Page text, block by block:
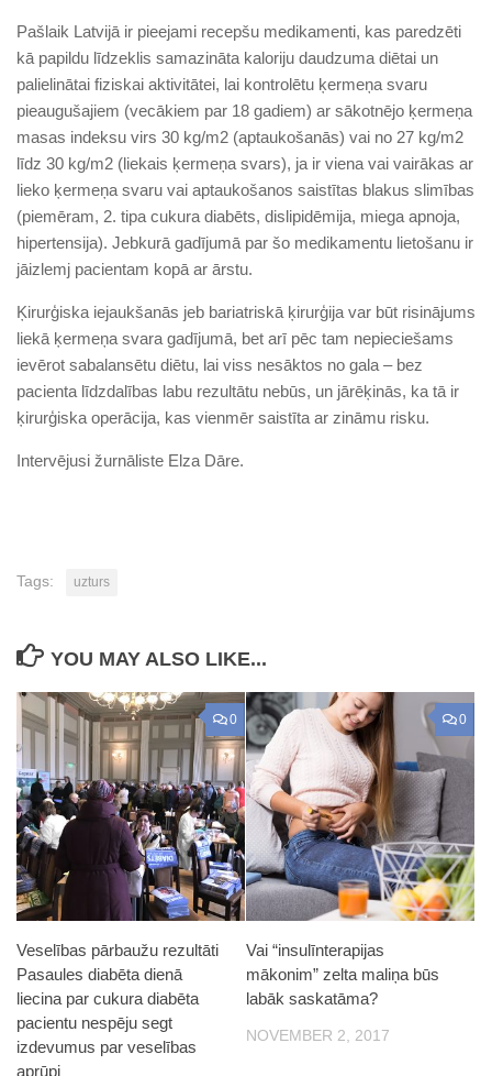
Pašlaik Latvijā ir pieejami recepšu medikamenti, kas paredzēti
kā papildu līdzeklis samazināta kaloriju daudzuma diētai un
palielinātai fiziskai aktivitātei, lai kontrolētu ķermeņa svaru
pieaugušajiem (vecākiem par 18 gadiem) ar sākotnējo ķermeņa
masas indeksu virs 30 kg/m2 (aptaukošanās) vai no 27 kg/m2
līdz 30 kg/m2 (liekais ķermeņa svars), ja ir viena vai vairākas ar
lieko ķermeņa svaru vai aptaukošanos saistītas blakus slimības
(piemēram, 2. tipa cukura diabēts, dislipidēmija, miega apnoja,
hipertensija). Jebkurā gadījumā par šo medikamentu lietošanu ir
jāizlemj pacientam kopā ar ārstu.
Ķirurģiska iejaukšanās jeb bariatriskā ķirurģija var būt risinājums
liekā ķermeņa svara gadījumā, bet arī pēc tam nepieciešams
ievērot sabalansētu diētu, lai viss nesāktos no gala – bez
pacienta līdzdalības labu rezultātu nebūs, un jārēķinās, ka tā ir
ķirurģiska operācija, kas vienmēr saistīta ar zināmu risku.
Intervējusi žurnāliste Elza Dāre.
Tags: uzturs
YOU MAY ALSO LIKE...
0
Veselības pārbaužu rezultāti
Pasaules diabēta dienā
liecina par cukura diabēta
pacientu nespēju segt
izdevumus par veselības
aprūpi
0
Vai “insulīnterapijas
mākonim” zelta maliņa būs
labāk saskatāma?
NOVEMBER 2, 2017